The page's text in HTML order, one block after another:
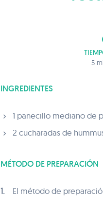
5
INGREDIENTES
1 panecillo mediano de
2 cucharadas de
MÉTODO DE PREPARACIÓN
1. El método de